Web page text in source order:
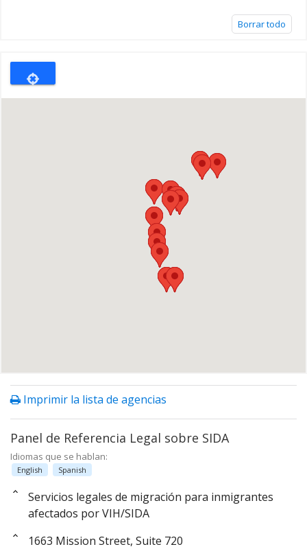
Imprimir la lista de agencias
Panel de Referencia Legal sobre SIDA
Idiomas que se hablan:
English Spanish
Servicios legales de migración para inmigrantes
afectados por VIH/SIDA
1663 Mission Street, Suite 720
Borrar todo